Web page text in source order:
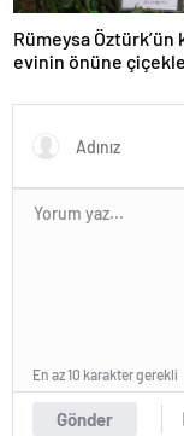
Rümeysa Öztürk’ün
evinin önüne
Gönder
En az 10 karakter gerekli